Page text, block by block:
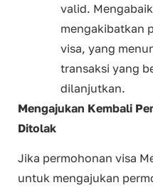
valid.
mengakibatkan
visa, yang
transaksi yang
dilanjutkan.
Mengajukan Kembali
Ditolak
Jika permohonan visa
untuk mengajukan